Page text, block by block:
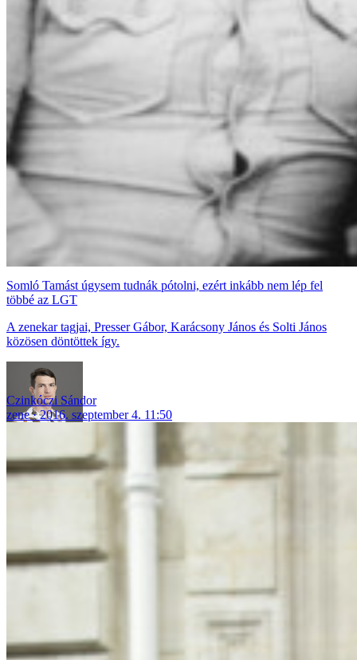
Somló Tamást úgysem tudnák pótolni, ezért inkább nem lép fel
többé az LGT
A zenekar tagjai, Presser Gábor, Karácsony János és Solti János
közösen döntöttek így.
Czinkóczi Sándor
zene
2016. szeptember 4. 11:50